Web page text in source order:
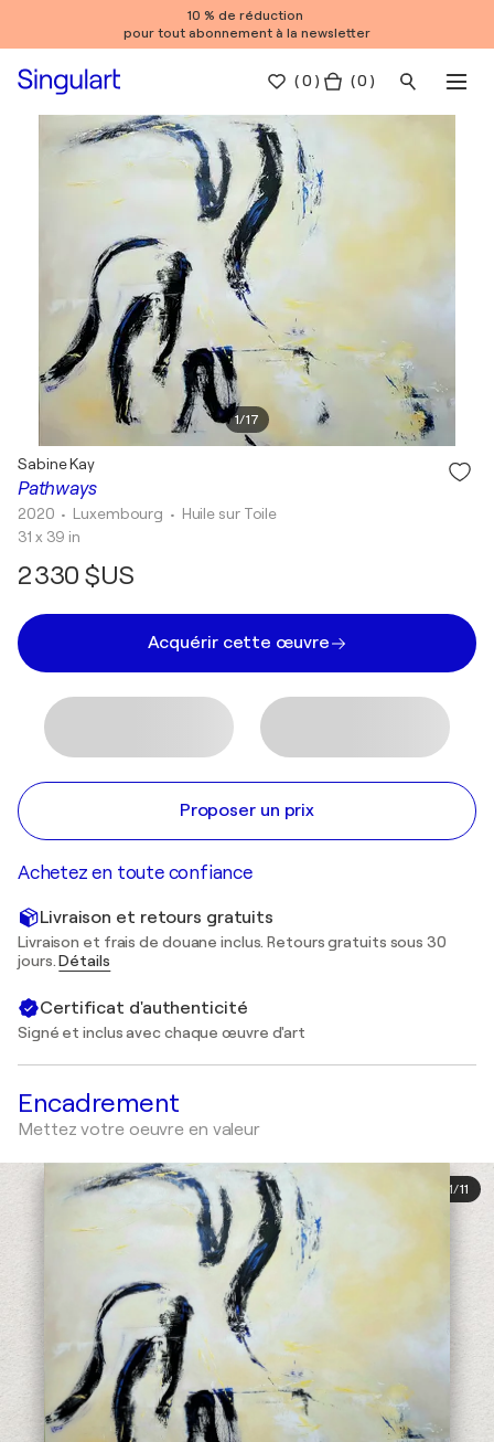
10 % de réduction
pour tout abonnement à la newsletter
(0 ) ( 0 )
1/17
Pathways
Sabine Kay
2020 • Luxembourg • Huile sur Toile
31 x 39 in
2 330 $US
Acquérir cette œuvre
Proposer un prix
Achetez en toute confiance
Livraison et retours gratuits
Livraison et frais de douane inclus. Retours gratuits sous 30
jours.Détails
Certificat d'authenticité
Signé et inclus avec chaque œuvre d'art
Encadrement
Mettez votre oeuvre en valeur
1/11